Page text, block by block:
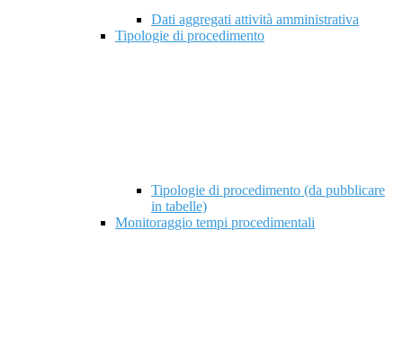
Dati aggregati attività amministrativa
Tipologie di procedimento
Tipologie di procedimento (da pubblicare
in tabelle)
Monitoraggio tempi procedimentali